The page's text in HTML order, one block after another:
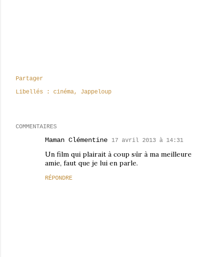
Partager
Libellés :
cinéma Jappeloup
COMMENTAIRES
Maman Clémentine 17 avril 2013 à 14:31
Un film qui plairait à coup sûr à ma meilleure
amie, faut que je lui en parle.
RÉPONDRE